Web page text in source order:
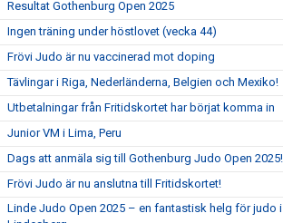
Resultat Gothenburg Open 2025
Ingen träning under höstlovet (vecka 44)
Frövi Judo är nu vaccinerad mot doping
Tävlingar i Riga, Nederländerna, Belgien och Mexiko!
Utbetalningar från Fritidskortet har börjat komma in
Junior VM i Lima, Peru
Dags att anmäla sig till Gothenburg Judo Open 2025!
Frövi Judo är nu anslutna till Fritidskortet!
Linde Judo Open 2025 – en fantastisk helg för judo i